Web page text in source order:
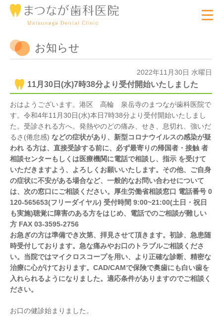
お知らせ
2022年11月30日 水曜日
11月30日(水)7時38分より受付開始いたしました
おはようございます。港区 高輪 泉岳寺のまつなが歯科医院で
す。令和4年11月30日(水)本日7時38分より受付開始いたしまし
た。受診される方へ。発熱やのどの痛み、せき、息切れ、強いだ
るさ(倦怠感) などの症状があり、新型コロナウイルスの感染が疑
われ る方は、直接受診する前に、必ず最寄りの帰国者・接触 者
相談センターもしくは医療機関に電話で相談し、指示 を受けて
いただきますよう、よろしくお願いいたします。その他、ご自身
の症状に不安がある場合など、一般的なお問い合わせについて
は、次の窓口にご相談ください。厚生労働省相談窓口 電話番号 0
120-565653(フリーダイヤル) 受付時間 9:00~21:00(土日・祝日
も実施)聴覚に障害のある方をはじめ、電話でのご相談が難しい
方 FAX 03-3595-2756
お急ぎの方は準備でき次第、拝見させて頂きます。初診、急患随
時受付しております。急な痛みやお口のトラブルご相談くださ
い。当院ではマイクロスコープを用い、より正確な診断、精密な
治療に心がけております。CAD/CAMで保険で奥歯にも白い歯を
入れられるようになりました。適応条件がありますのでご相談く
ださい。
お口の健診始まりました。